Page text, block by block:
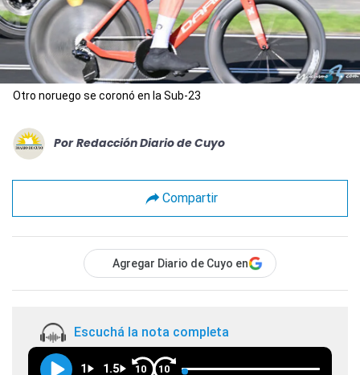
Otro noruego se coronó en la Sub-23
Por Redacción Diario de Cuyo
Compartir
Agregar Diario de Cuyo en
Escuchá la nota completa
1 1.5 10 10